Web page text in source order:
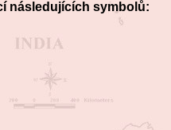
následujících symbolů: